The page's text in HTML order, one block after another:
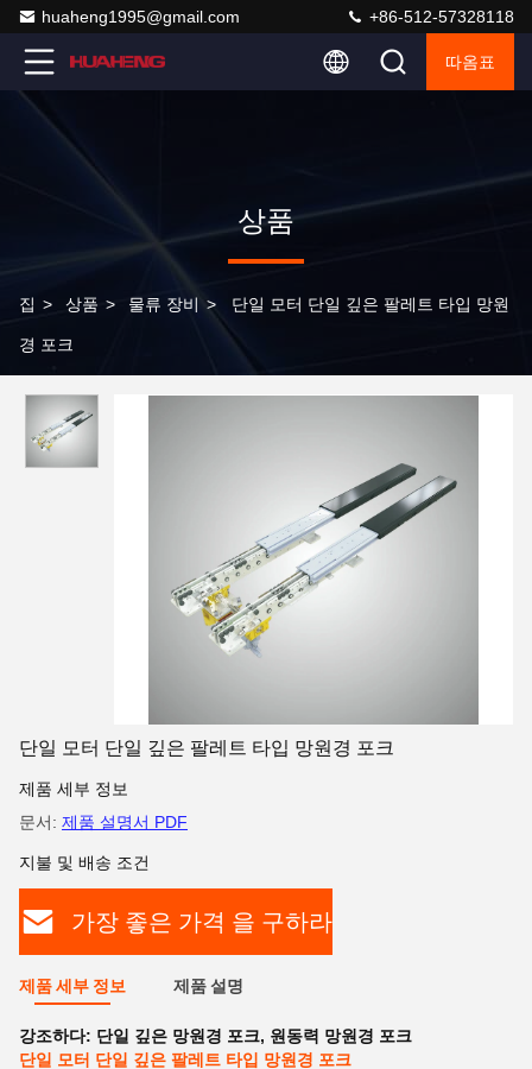
huaheng1995@gmail.com +86-512-57328118
따옴표
상품
집 > 상품 > 물류 장비 > 단일 모터 단일 깊은 팔레트 타입 망원
경 포크
단일 모터 단일 깊은 팔레트 타입 망원경 포크
제품 세부 정보
문서: 제품 설명서 PDF
지불 및 배송 조건
가장 좋은 가격 을 구하라
제품 세부 정보 제품 설명
강조하다: 단일 깊은 망원경 포크, 원동력 망원경 포크
단일 모터 단일 깊은 팔레트 타입 망원경 포크